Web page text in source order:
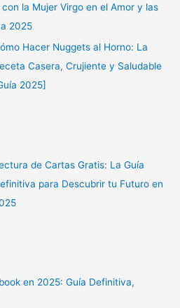
la Mujer Virgo en el Amor y las
2025
Hacer Nuggets al Horno: La
Casera, Crujiente y Saludable
2025]
de Cartas Gratis: La Guía
para Descubrir tu Futuro en
en 2025: Guía Definitiva,